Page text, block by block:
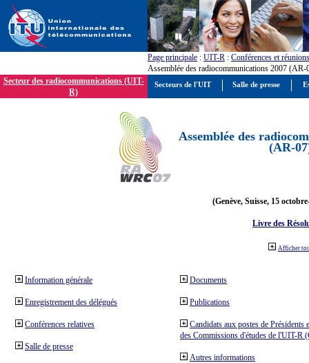
Page principale : UIT-R : Conférences et réunions
Assemblée des radiocommunications 2007 (AR-
Secteur des radiocommunications (UIT-
R)
Assemblée des
(AR-
(Genève, Suisse, 15
Livre des
Afficher
Information générale
Enregistrement des délégués
Conférences relatives
Salle de presse
Documents
Publications
Candidats aux postes de Présidents
des Commissions d'études de l'UIT-R
Autres informations
Secteurs de l'UIT Salle de presse